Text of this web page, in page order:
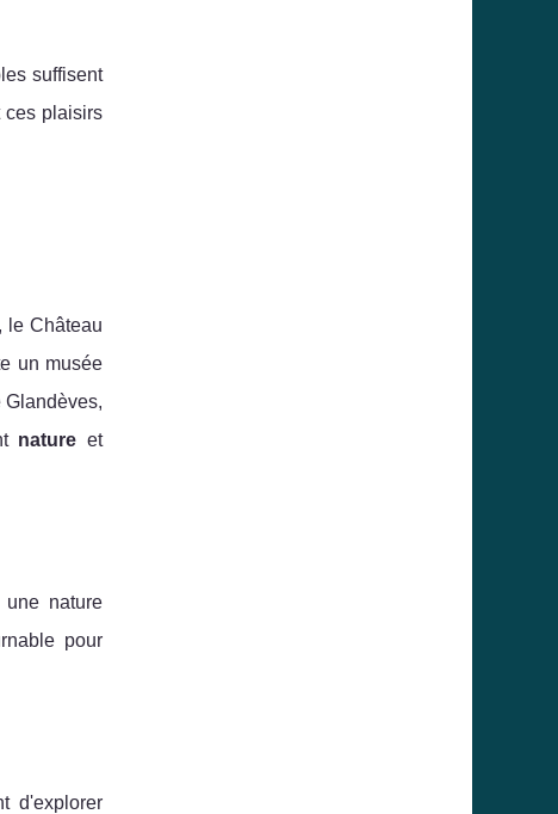
suffisent
ces plaisirs
le Château
un musée
nature et
nature
pour
d'explorer